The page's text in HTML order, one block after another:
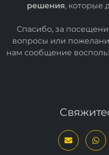
решения, которые
Спасибо, за
вопросы или
нам сообщение